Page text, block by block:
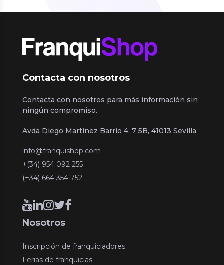
Contacta con nosotros
Contacta con nosotros para más información sin
ningún compromiso.
Avda Diego Martinez Barrio 4, 7 5B, 41013 Sevilla
info@franquishop.com
+(34) 954 092 255
(+34) 664 354 752
Nosotros
Inscripción de franquiciadores
Ferias de franquicias